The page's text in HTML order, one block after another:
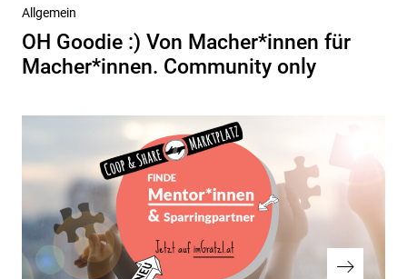
Vorheriger
Beitrag
Allgemein
OH Goodie :) Von Macher*innen für
Macher*innen. Community only